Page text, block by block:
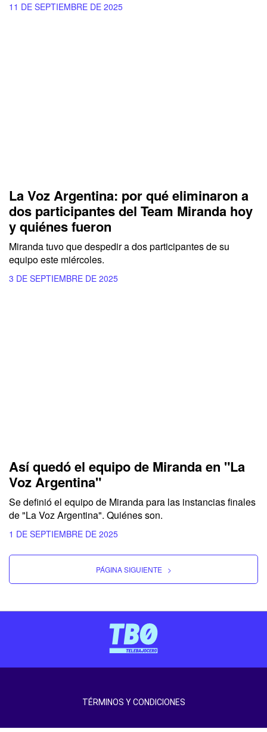
11 DE SEPTIEMBRE DE 2025
La Voz Argentina: por qué eliminaron a
dos participantes del Team Miranda hoy
y quiénes fueron
Miranda tuvo que despedir a dos participantes de su
equipo este miércoles.
3 DE SEPTIEMBRE DE 2025
Así quedó el equipo de Miranda en "La
Voz Argentina"
Se definió el equipo de Miranda para las instancias finales
de "La Voz Argentina". Quiénes son.
1 DE SEPTIEMBRE DE 2025
PÁGINA SIGUIENTE >
TÉRMINOS Y CONDICIONES